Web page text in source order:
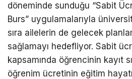
döneminde sunduğu “Sabit
Burs” uygulamalarıyla
sıra ailelerin de gelecek
sağlamayı hedefliyor. Sabit
kapsamında öğrencinin kayıt
öğrenim ücretinin eğitim